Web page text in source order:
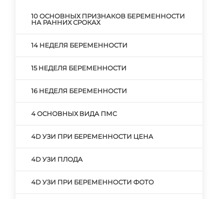
10 ОСНОВНЫХ ПРИЗНАКОВ БЕРЕМЕННОСТИ
НА РАННИХ СРОКАХ
14 НЕДЕЛЯ БЕРЕМЕННОСТИ
15 НЕДЕЛЯ БЕРЕМЕННОСТИ
16 НЕДЕЛЯ БЕРЕМЕННОСТИ
4 ОСНОВНЫХ ВИДА ПМС
4D УЗИ ПРИ БЕРЕМЕННОСТИ ЦЕНА
4D УЗИ ПЛОДА
4D УЗИ ПРИ БЕРЕМЕННОСТИ ФОТО